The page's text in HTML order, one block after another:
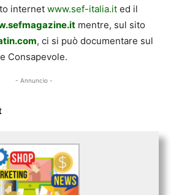
internet www.sef-italia.it ed il
mentre, sul sito
, ci si può documentare sul
Consapevole.
- Annuncio -